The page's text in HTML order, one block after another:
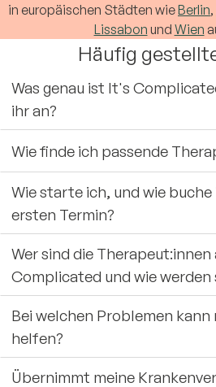
in europäischen Städten wieBerlin,
Lissabon und Wien
Häufig
Was genau ist It's
ihr an?
Wie finde ich passende
Wie starte ich, und wie buche
ersten Termin?
Wer sind die
Complicated und wie
Bei welchen Problemen kann
helfen?
Übernimmt meine